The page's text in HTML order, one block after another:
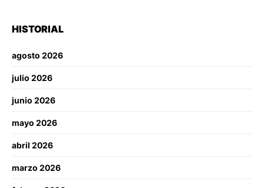
HISTORIAL
agosto 2026
julio 2026
junio 2026
mayo 2026
abril 2026
marzo 2026